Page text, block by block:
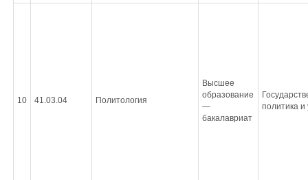
10 41.03.04 Политология
Высшее
образование
—
бакалавриат
политика и